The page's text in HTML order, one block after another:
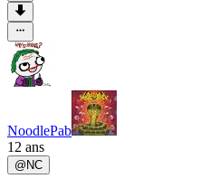
NoodlePab
12 ans
@ NC